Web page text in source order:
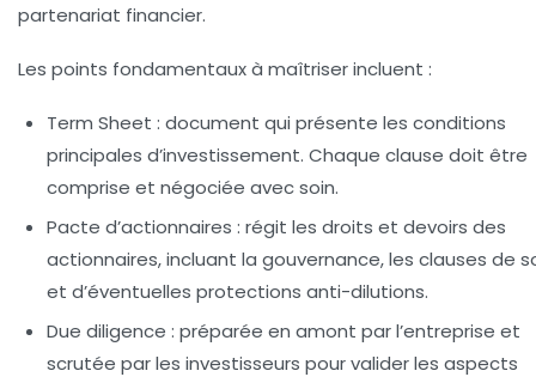
partenariat financier.
Les points fondamentaux à maîtriser incluent :
Term Sheet : document qui présente les conditions
principales d’investissement. Chaque clause doit être
comprise et négociée avec soin.
Pacte d’actionnaires : régit les droits et devoirs des
actionnaires, incluant la gouvernance, les clauses de
et d’éventuelles protections anti-dilutions.
Due diligence : préparée en amont par l’entreprise et
scrutée par les investisseurs pour valider les aspects